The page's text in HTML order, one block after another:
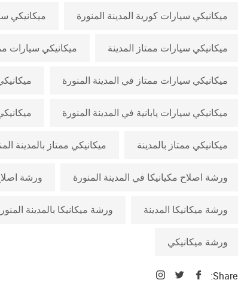
ميكانيكي سيارات كورية المدينة المنورة ميكانيكي
ميكانيكي سيارات ممتاز المدينة ميكانيكي سيارات
ميكانيكي سيارات ممتاز في المدينة المنورة
ميكانيكي سيارات يابانية في المدينة المنورة
ميكانيكي ممتاز بالمدينة ميكانيكي ممتاز بالمدينة
ورشة اصلاح مكيانيكا في المدينة المنورة ورشة
ورشة ميكانيكا المدينة ورشة ميكانيكا بالمدينة
ورشة ميكانيكي
Share: